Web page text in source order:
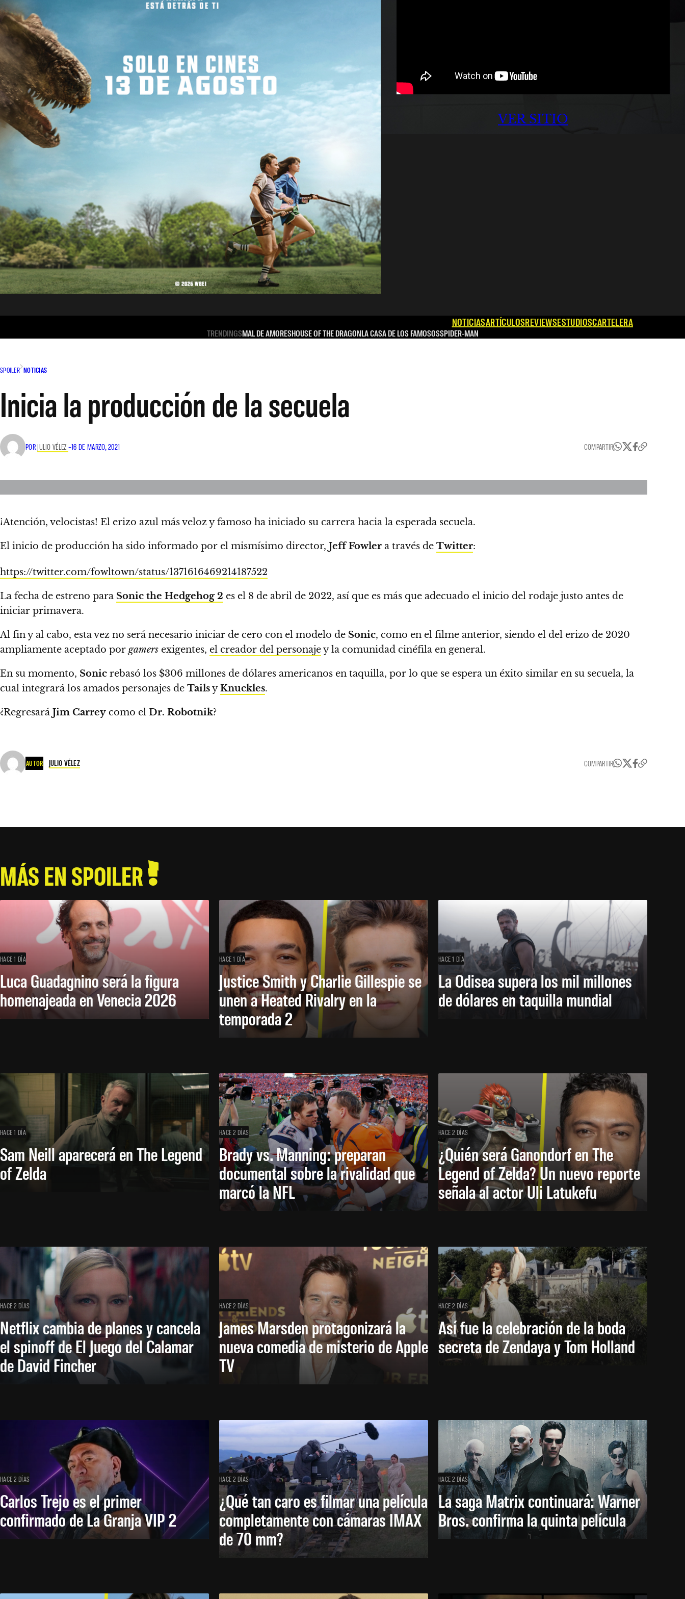
VER SITIO
NOTICIASARTÍCULOSREVIEWSESTUDIOSCARTELERA
TRENDINGSMAL DE AMORESHOUSE OF THE DRAGONLA CASA DE LOS FAMOSOSSPIDER-MAN
SPOILER NOTICIAS
Inicia la producción de la secuela
POR JULIO VÉLEZ –16 DE MARZO, 2021 COMPARTIR
¡Atención, velocistas! El erizo azul más veloz y famoso ha iniciado su carrera hacia la esperada secuela.
El inicio de producción ha sido informado por el mismísimo director, Jeff Fowler a través de Twitter:
https://twitter.com/fowltown/status/1371616469214187522
La fecha de estreno para Sonic the Hedgehog 2 es el 8 de abril de 2022, así que es más que adecuado el inicio del rodaje justo antes de
iniciar primavera.
Al fin y al cabo, esta vez no será necesario iniciar de cero con el modelo de Sonic, como en el filme anterior, siendo el del erizo de 2020
ampliamente aceptado por gamers exigentes, el creador del personajey la comunidad cinéfila en general.
En su momento, Sonic rebasó los $306 millones de dólares americanos en taquilla, por lo que se espera un éxito similar en su secuela, la
cual integrará los amados personajes de TailsyKnuckles.
¿Regresará Jim Carrey como el Dr. Robotnik?
AUTOR JULIO VÉLEZ COMPARTIR
MÁS EN SPOILER
HACE 1 DÍA
Luca Guadagnino será la figura
homenajeada en Venecia 2026
HACE 1 DÍA
Justice Smith y Charlie Gillespie se
unen a Heated Rivalry en la
temporada 2
HACE 1 DÍA
La Odisea supera los mil millones
de dólares en taquilla mundial
HACE 1 DÍA
Sam Neill aparecerá en The Legend
of Zelda
HACE 2 DÍAS
Brady vs. Manning: preparan
documental sobre la rivalidad que
marcó la NFL
HACE 2 DÍAS
¿Quién será Ganondorf en The
Legend of Zelda? Un nuevo reporte
señala al actor Uli Latukefu
HACE 2 DÍAS
Netflix cambia de planes y cancela
el spinoff de El Juego del Calamar
de David Fincher
HACE 2 DÍAS
James Marsden protagonizará la
nueva comedia de misterio de Apple
TV
HACE 2 DÍAS
Así fue la celebración de la boda
secreta de Zendaya y Tom Holland
HACE 2 DÍAS
Carlos Trejo es el primer
confirmado de La Granja VIP 2
HACE 2 DÍAS
¿Qué tan caro es filmar una película
completamente con cámaras IMAX
de 70 mm?
HACE 2 DÍAS
La saga Matrix continuará: Warner
Bros. confirma la quinta película